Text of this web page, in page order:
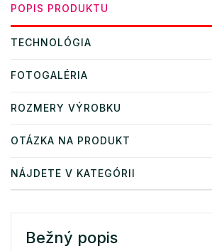
POPIS PRODUKTU
TECHNOLÓGIA
FOTOGALÉRIA
ROZMERY VÝROBKU
OTÁZKA NA PRODUKT
NÁJDETE V KATEGÓRII
Bežný popis